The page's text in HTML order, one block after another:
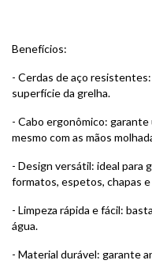
Benefícios:
- Cerdas de aço
superfície da grelha.
- Cabo ergonômico:
mesmo com as mãos
- Design versátil: ideal para
formatos, espetos, chapas
- Limpeza rápida e fácil:
água.
- Material durável: garante